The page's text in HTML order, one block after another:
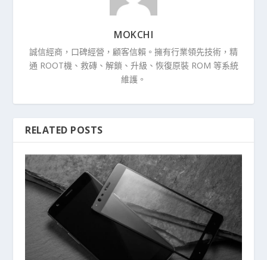
MOKCHI
誠信經商，口碑經營，顧客信賴。擁有行業領先技術，精
通 ROOT機、救磚、解鎖、升級、恢復原裝 ROM 等系統
維護。
RELATED POSTS